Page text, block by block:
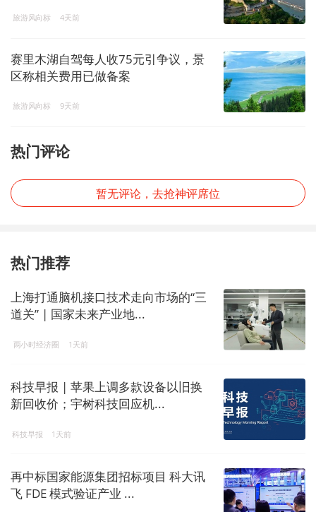
旅游风向标 4天前
赛里木湖自驾每人收75元引争议，景
区称相关费用已做备案
旅游风向标 9天前
热门评论
暂无评论，去抢神评席位
热门推荐
上海打通脑机接口技术走向市场的“三
道关” | 国家未来产业地...
两小时经济圈 1天前
科技早报 | 苹果上调多款设备以旧换
新回收价；宇树科技回应机...
科技早报 1天前
再中标国家能源集团招标项目 科大讯
飞 FDE 模式验证产业 ...